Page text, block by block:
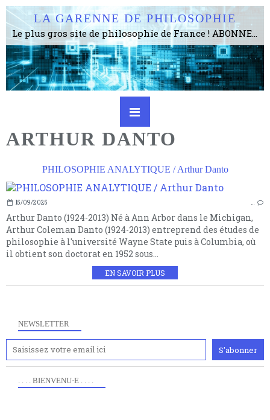
LA GARENNE DE PHILOSOPHIE
Le plus gros site de philosophie de France ! ABONNEZ-VOUS ! 4115 Articles, 1634 abonné·e·s, depuis 2006 . . . . . . . . 2 852 214 pages vues jusqu'à présent. Prestance et être apte à un plus grand nombre de choses.
ARTHUR DANTO
PHILOSOPHIE ANALYTIQUE / Arthur Danto
15/09/2025 …
Arthur Danto (1924-2013) Né à Ann Arbor dans le Michigan,
Arthur Coleman Danto (1924-2013) entreprend des études de
philosophie à l'université Wayne State puis à Columbia, où
il obtient son doctorat en 1952 sous...
EN SAVOIR PLUS
NEWSLETTER
. . . . BIENVENU·E . . . .